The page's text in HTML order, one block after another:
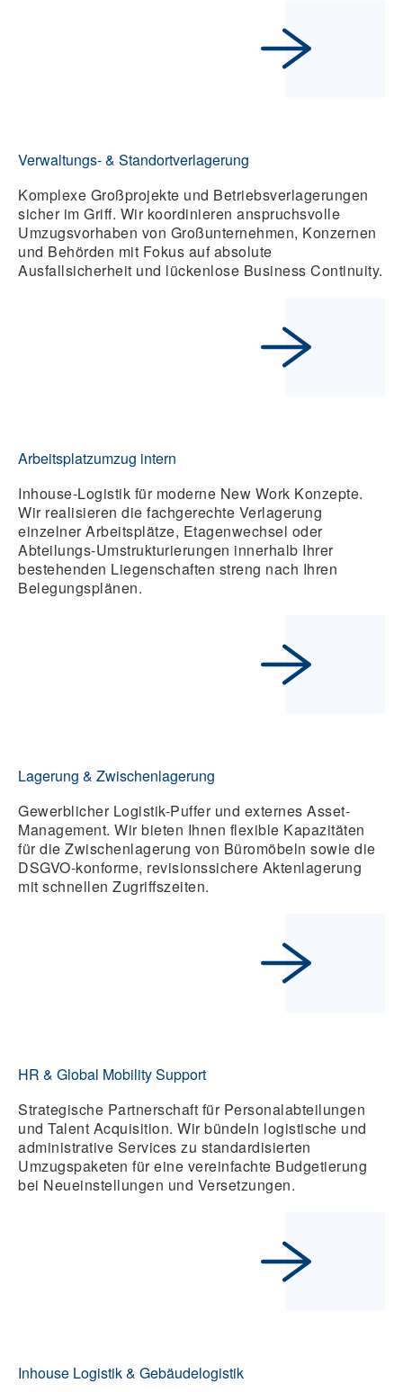
Verwaltungs- & Standortverlagerung
Komplexe Großprojekte und Betriebsverlagerungen
sicher im Griff. Wir koordinieren anspruchsvolle
Umzugsvorhaben von Großunternehmen, Konzernen
und Behörden mit Fokus auf absolute
Ausfallsicherheit und lückenlose Business Continuity.
Arbeitsplatzumzug intern
Inhouse-Logistik für moderne New Work Konzepte.
Wir realisieren die fachgerechte Verlagerung
einzelner Arbeitsplätze, Etagenwechsel oder
Abteilungs-Umstrukturierungen innerhalb Ihrer
bestehenden Liegenschaften streng nach Ihren
Belegungsplänen.
Lagerung & Zwischenlagerung
Gewerblicher Logistik-Puffer und externes Asset-
Management. Wir bieten Ihnen flexible Kapazitäten
für die Zwischenlagerung von Büromöbeln sowie die
DSGVO-konforme, revisionssichere Aktenlagerung
mit schnellen Zugriffszeiten.
HR & Global Mobility Support
Strategische Partnerschaft für Personalabteilungen
und Talent Acquisition. Wir bündeln logistische und
administrative Services zu standardisierten
Umzugspaketen für eine vereinfachte Budgetierung
bei Neueinstellungen und Versetzungen.
Inhouse Logistik & Gebäudelogistik